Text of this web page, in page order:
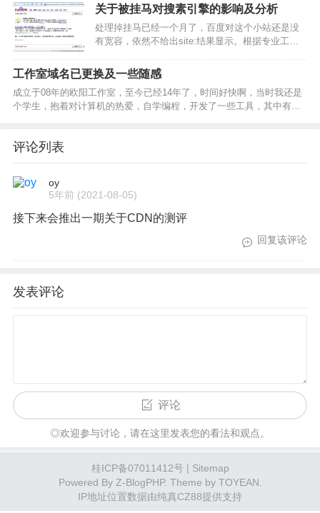
关于被挂马对搜素引擎的影响及分析
处理掉挂马已经一个月了，百度对这个小站还是没
有宽容，依然不给出site:结果显示。根据专业工具
本站的有效页面也就是百来个，几千的收录量那是
把挂马页面也一起弄…
工作室域名已更换及一些随感
成立于08年的欧阳工作室，至今已经14年了，时间好快啊，当时我还是
个学生，抱着对计算机的热爱，自学编程，开发了一些工具，其中有一
评论列表
oy
5年前 (2021-08-05)
接下来会推出一期关于CDN的测评
回复该评论
发表评论
评论
◎欢迎参与讨论，请在这里发表您的看法和观点。
桂ICP备07011412号| Sitemap
Powered By Z-BlogPHP. Theme by TOYEAN
IP地址位置数据由纯真CZ88提供支持